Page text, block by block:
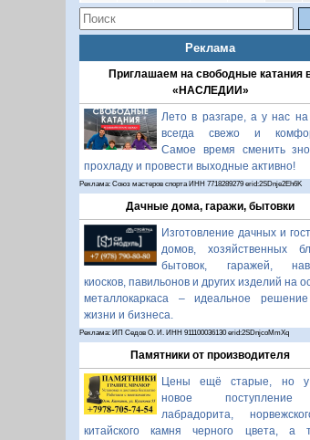
Реклама
Приглашаем на свободные катания
«НАСЛЕДИИ»
Лето в разгаре, а у нас на
всегда свежо и
Самое время сменить
прохладу и провести выходные активно!
Реклама: Союз мастеров спорта ИНН 7718289279 erid:2SDnje2Eh6K
Дачные дома, гаражи, бытовки
Изготовление дачных и
домов, хозяйственных
бытовок, гаражей,
киосков, павильонов и других изделий на
металлокаркаса – идеальное
жизни и бизнеса.
Реклама: ИП Седов О. И. ИНН 911100036130 erid:2SDnjcoMmXq
Памятники от производителя
Цены ещё старые, но
новое
лабрадорита,
китайского камня черного цвета, а